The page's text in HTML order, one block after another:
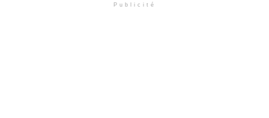
Publicité